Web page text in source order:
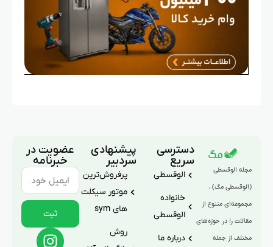
مجله الوقسطی
(الوقسطی مگ) ،
مجموعه‌ای متنوع از
مقالات را در حوزه‌های
مختلف از جمله
دسترسی
سریع
الوقسطی
خانواده
الوقسطی
درباره ما
پیشنهادی
سردبیر
پرفروش‌ترین
موتور سیکلت
های sym
روش
عضویت در
خبرنامه
ثبت